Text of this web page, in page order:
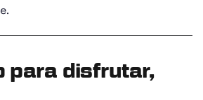
para disfrutar,